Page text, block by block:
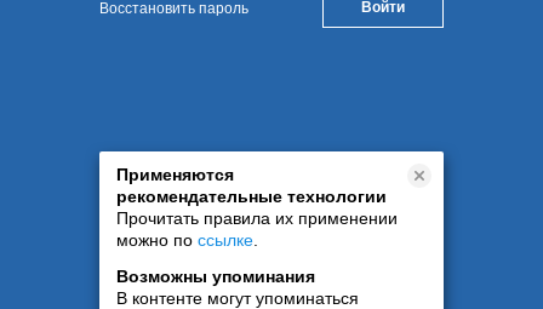
Восстановить пароль
Применяются
рекомендательные технологии
Прочитать правила их применении
можно по ссылке
Возможны упоминания
В контенте могут упоминаться